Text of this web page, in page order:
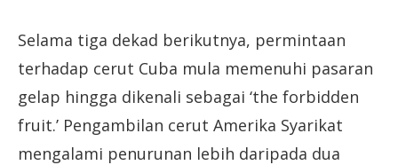
Selama tiga dekad berikutnya, permintaan
terhadap cerut Cuba mula memenuhi pasaran
gelap hingga dikenali sebagai ‘the forbidden
fruit.’ Pengambilan cerut Amerika Syarikat
mengalami penurunan lebih daripada dua